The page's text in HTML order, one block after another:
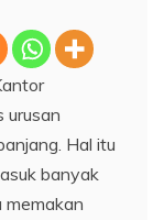
urusan
Hal itu
banyak
memakan